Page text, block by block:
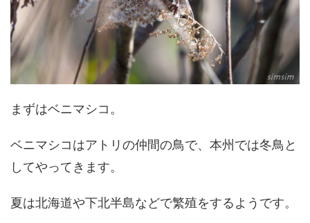
まずはベニマシコ。
ベニマシコはアトリの仲間の鳥で、本州では冬鳥と
してやってきます。
夏は北海道や下北半島などで繁殖をするようです。